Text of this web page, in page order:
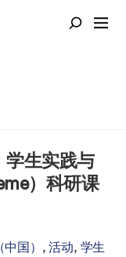
学生实践与
）科研课
国） 活动 学生